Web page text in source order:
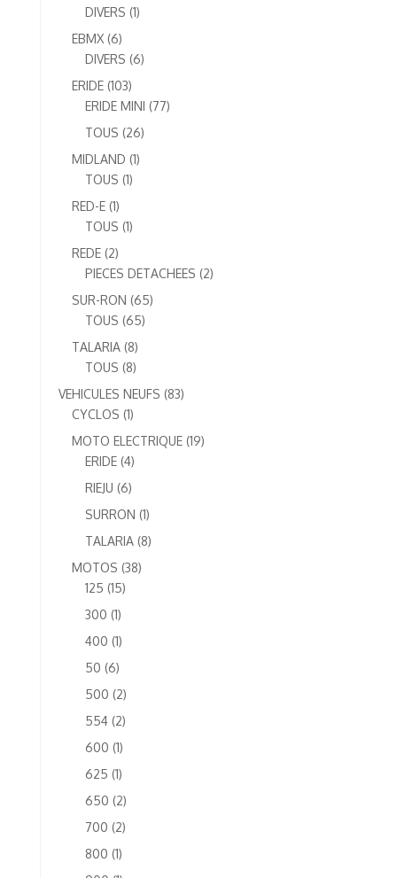
produit
DIVERS 11
EBMX 66
produits
DIVERS 66
ERIDE 103103
produits
ERIDE MINI 7777
TOUS 2626
MIDLAND 11
TOUS 11
RED-E 11
produit
TOUS 11
REDE 22
produits
PIECES DETACHEES 22
SUR-RON 6565
TOUS 6565
TALARIA 88
produits
TOUS 88
produits
VEHICULES NEUFS 8383
CYCLOS 11
produit
MOTO ELECTRIQUE 1919
ERIDE 44
produits
RIEJU 66
produits
SURRON 11
produit
TALARIA 88
MOTOS 3838
125 1515
300 11
produit
400 11
produit
50 66
produits
500 22
produits
554 22
produits
600 11
produit
625 11
produit
650 22
produits
700 22
800 11
produit